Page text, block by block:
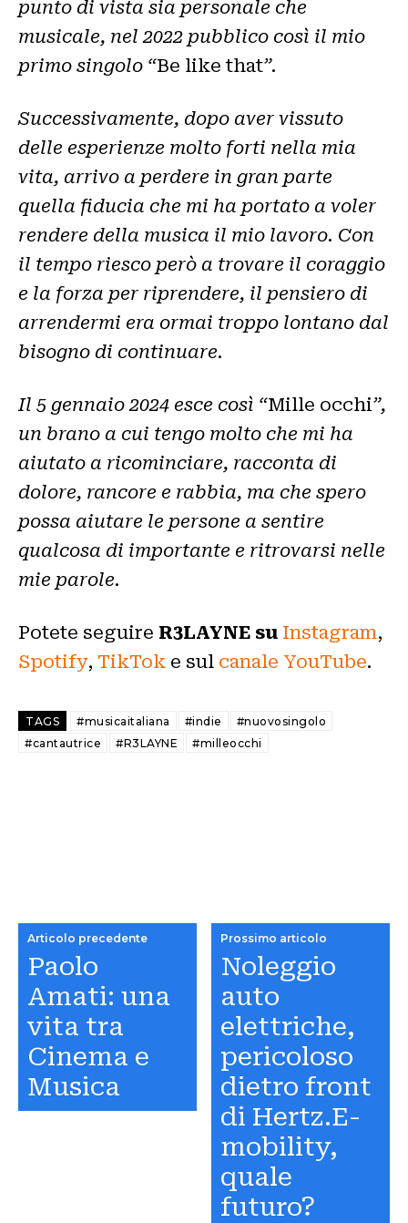
punto di vista sia personale che
musicale, nel 2022 pubblico così il mio
primo singolo “Be like that”.
Successivamente, dopo aver vissuto
delle esperienze molto forti nella mia
vita, arrivo a perdere in gran parte
quella fiducia che mi ha portato a voler
rendere della musica il mio lavoro. Con
il tempo riesco però a trovare il coraggio
e la forza per riprendere, il pensiero di
arrendermi era ormai troppo lontano dal
bisogno di continuare.
Il 5 gennaio 2024 esce così “Mille occhi”,
un brano a cui tengo molto che mi ha
aiutato a ricominciare, racconta di
dolore, rancore e rabbia, ma che spero
possa aiutare le persone a sentire
qualcosa di importante e ritrovarsi nelle
mie parole.
Potete seguire R3LAYNE su Instagram,
Spotify, TikTok e sul canale YouTube.
TAGS #musicaitaliana #indie
#nuovosingolo
#cantautrice
#R3LAYNE #milleocchi
Articolo precedente
Paolo
Amati: una
vita tra
Cinema e
Musica
Prossimo articolo
Noleggio
auto
elettriche,
pericoloso
dietro front
di Hertz.E-
mobility,
quale
futuro?